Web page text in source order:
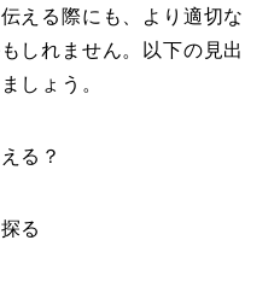
える際にも、より適切な
しれません。以下の見出
しょう。
る？
る